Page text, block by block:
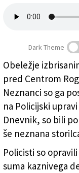
Obeležje
SLOVENIJE)
Dark Theme
Obeležje
pred Centrom
Neznanci so ga
na Policijski
Dnevnik, so bili
še neznana
Policisti so
suma kaznivega